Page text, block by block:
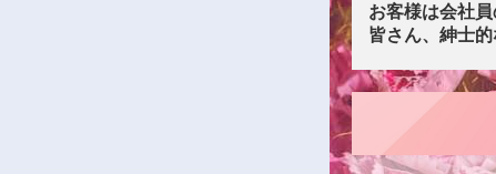
お客様は会社
皆さん、紳士